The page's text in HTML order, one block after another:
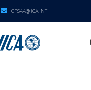
OPSAA@IICA.INT